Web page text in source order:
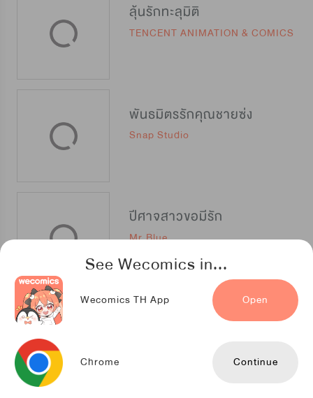
See Wecomics in...
Wecomics TH App Open
Chrome Continue
ลุ้นรักทะลุมิติ
TENCENT ANIMATION & COMICS
พันธมิตรรักคุณชายซ่ง
Snap Studio
ปีศาจสาวขอมีรัก
Mr.Blue
พระเอกจอมทำลายล้างหลงรักฉันซะงั้น